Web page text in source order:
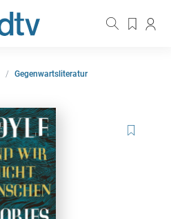
Gegenwartsliteratur